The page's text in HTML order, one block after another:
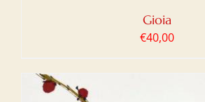
Gioia
€40,00